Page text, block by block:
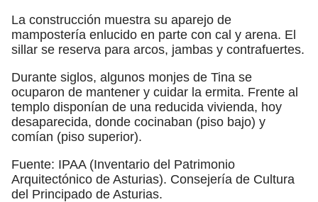
La construcción muestra su aparejo de
mampostería enlucido en parte con cal y arena. El
sillar se reserva para arcos, jambas y contrafuertes.
Durante siglos, algunos monjes de Tina se
ocuparon de mantener y cuidar la ermita. Frente al
templo disponían de una reducida vivienda, hoy
desaparecida, donde cocinaban (piso bajo) y
comían (piso superior).
Fuente: IPAA (Inventario del Patrimonio
Arquitectónico de Asturias). Consejería de Cultura
del Principado de Asturias.